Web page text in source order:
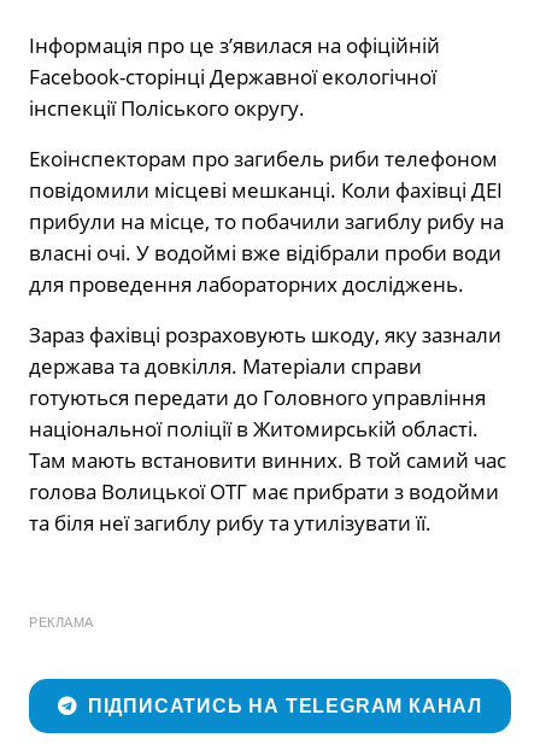
Інформація про це з’явилася на офіційній
Facebook-сторінці Державної екологічної
інспекції Поліського округу.
Екоінспекторам про загибель риби телефоном
повідомили місцеві мешканці. Коли фахівці ДЕІ
прибули на місце, то побачили загиблу рибу на
власні очі. У водоймі вже відібрали проби води
для проведення лабораторних досліджень.
Зараз фахівці розраховують шкоду, яку зазнали
держава та довкілля. Матеріали справи
готуються передати до Головного управління
національної поліції в Житомирській області.
Там мають встановити винних. В той самий час
голова Волицької ОТГ має прибрати з водойми
та біля неї загиблу рибу та утилізувати її.
РЕКЛАМА
ПІДПИСАТИСЬ НА TELEGRAM КАНАЛ